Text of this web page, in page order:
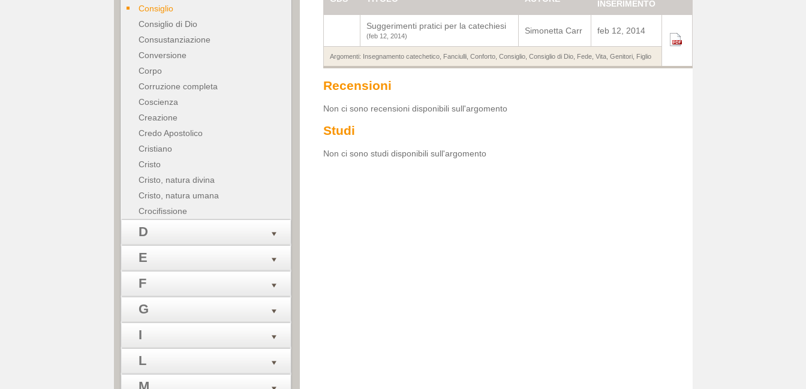
INSERIMENTO
Suggerimenti pratici per la catechiesi
(feb 12, 2014)
Simonetta Carr feb 12, 2014
Argomenti: Insegnamento catechetico, Fanciulli, Conforto, Consiglio, Consiglio di Dio, Fede, Vita, Genitori, Figlio
Recensioni
Non ci sono recensioni disponibili sull'argomento
Studi
Non ci sono studi disponibili sull'argomento
Consiglio
Consiglio di Dio
Consustanziazione
Conversione
Corpo
Corruzione completa
Coscienza
Creazione
Credo Apostolico
Cristiano
Cristo
Cristo, natura divina
Cristo, natura umana
Crocifissione
D
E
F
G
I
L